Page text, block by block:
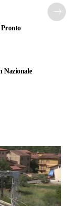
Nazionale